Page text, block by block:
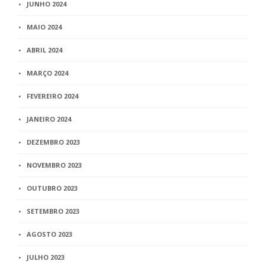
JUNHO 2024
MAIO 2024
ABRIL 2024
MARÇO 2024
FEVEREIRO 2024
JANEIRO 2024
DEZEMBRO 2023
NOVEMBRO 2023
OUTUBRO 2023
SETEMBRO 2023
AGOSTO 2023
JULHO 2023